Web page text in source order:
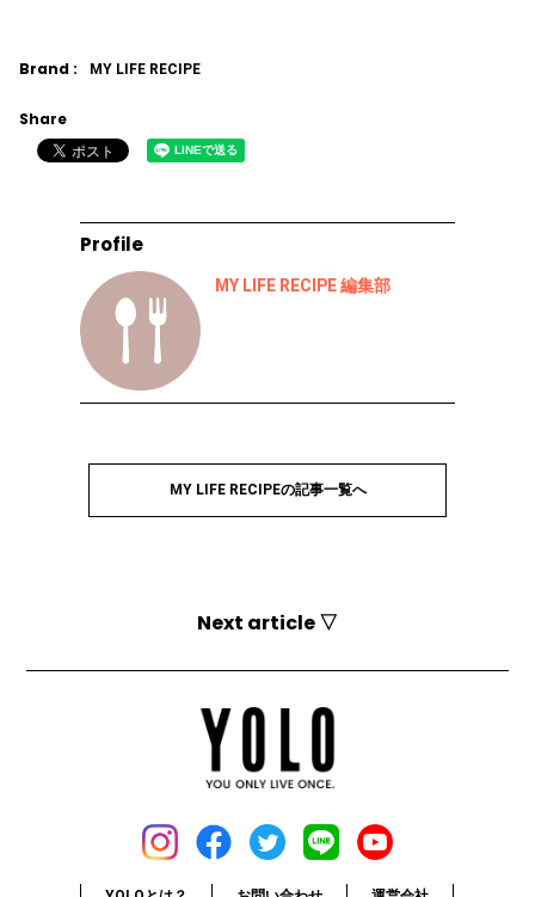
Brand : MY LIFE RECIPE
Share
Profile
MY LIFE RECIPE 編集部
MY LIFE RECIPEの記事一覧へ
Next article ▽